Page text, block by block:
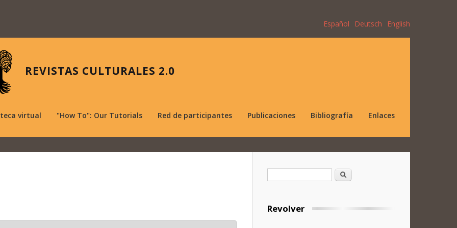
Español Deutsch English
REVISTAS CULTURALES 2.0
virtual "How To": Our Tutorials Red de participantes Publicaciones Bibliografía Enlaces
Formulario de búsqueda
Buscar
Revolver